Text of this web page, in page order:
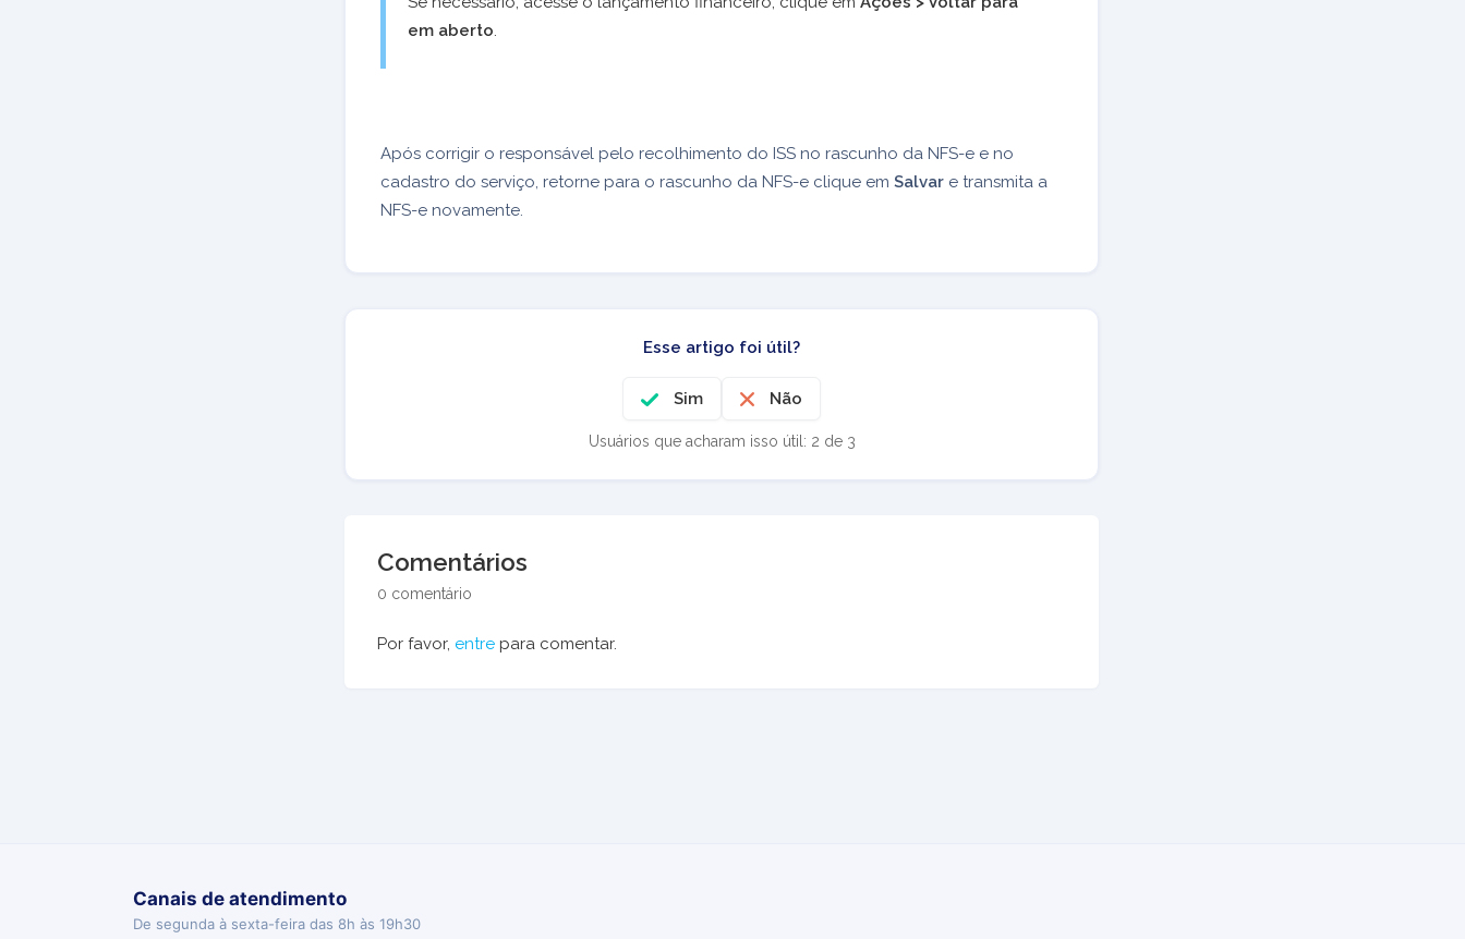
em aberto
Após corrigir o responsável pelo recolhimento do ISS no rascunho da NFS-e e no
cadastro do serviço, retorne para o rascunho da NFS-e clique em Salvar e transmita a
NFS-e novamente.
Esse artigo foi útil?
Sim Não
Usuários que acharam isso útil: 2 de 3
Comentários
0 comentário
Por favor, entre para comentar.
Canais de atendimento
De segunda à sexta-feira das 8h às 19h30